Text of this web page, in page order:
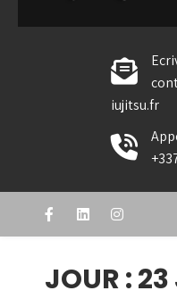
Alliance
iujitsu.fr
JOUR :23